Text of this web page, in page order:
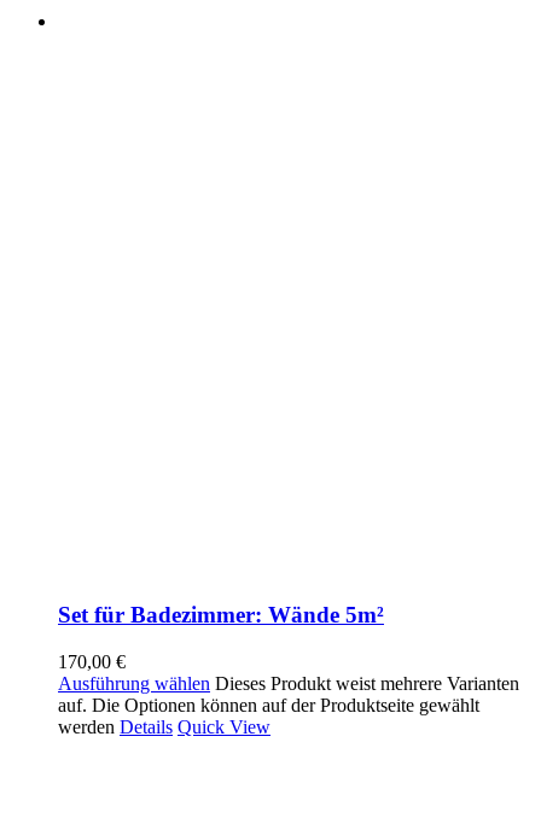
Set für Badezimmer: Wände 5m²
170,00 €
Ausführung wählen Dieses Produkt weist mehrere Varianten
auf. Die Optionen können auf der Produktseite gewählt
werden Details Quick View